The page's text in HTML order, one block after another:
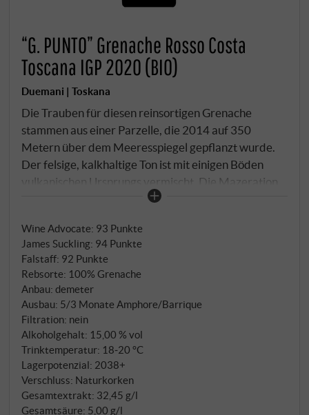
“G. PUNTO” Grenache Rosso Costa
Toscana IGP 2020 (BIO)
Duemani | Toskana
Die Trauben für diesen reinsortigen Grenache
stammen aus einer Parzelle, die 2014 auf 350
Metern über dem Meeresspiegel gepflanzt wurde.
Der felsige, kalkhaltige Ton ist mit einigen Böden
vulkanischen Ursprungs vermischt. Die Mazeration
auf der Haut in Amphoren (auf Italienisch "orcio"
werden mit einbezogen. Die letzten drei Monate der
Reifung werden im Barrique verbracht, da dies zur
natürlichen Klärung dieses im Wesentlichen
ungefilterten Weins beiträgt. Außer bei der
Flaschenabfüllung werden keine Sulfite zugesetzt.
Gerade einmal 2.000 Flaschen werden jedes Jahr
produziert.
Wine Advocate: 93 Punkte
James Suckling: 94 Punkte
Falstaff: 92 Punkte
Rebsorte: 100% Grenache
Anbau: demeter
Ausbau: 5/3 Monate Amphore/Barrique
Filtration: nein
Alkoholgehalt: 15,00 % vol
Trinktemperatur: 18‑20 °C
Lagerpotenzial: 2038+
Verschluss: Naturkorken
Gesamtextrakt: 32,45 g/l
Gesamtsäure: 5,00 g/l